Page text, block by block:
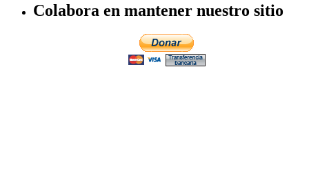
Colabora en mantener nuestro sitio